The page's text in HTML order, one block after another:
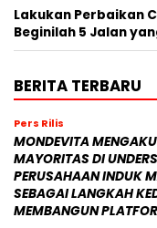
Lakukan Perbaikan
Beginilah 5 Jalan
BERITA TERBARU
Pers Rilis
MONDEVITA
MAYORITAS DI
PERUSAHAAN INDUK
SEBAGAI LANGKAH
MEMBANGUN